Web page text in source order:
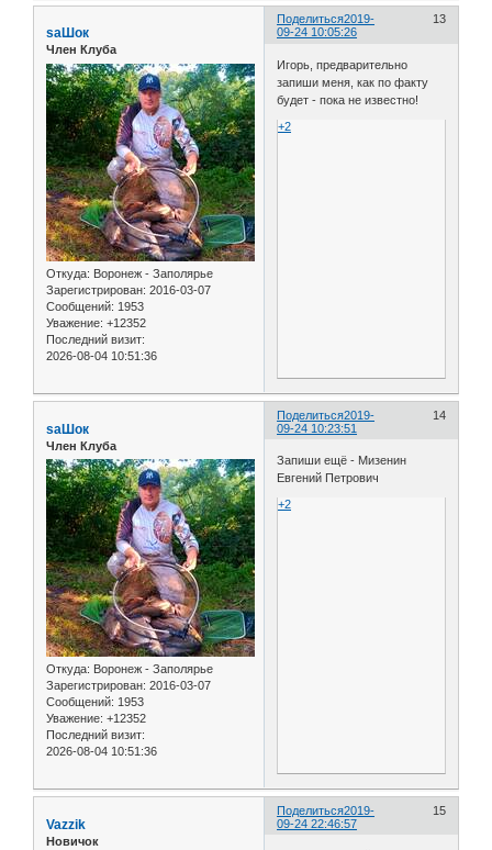
Поделиться 13
2019-
09-24 10:05:26
saШок
Член Клуба
Откуда: Воронеж - Заполярье
Зарегистрирован: 2016-03-07
Сообщений: 1953
Уважение: +12352
Последний визит:
2026-08-04 10:51:36
Игорь, предварительно
запиши меня, как по факту
будет - пока не известно!
+2
Поделиться 14
2019-
09-24 10:23:51
saШок
Член Клуба
Откуда: Воронеж - Заполярье
Зарегистрирован: 2016-03-07
Сообщений: 1953
Уважение: +12352
Последний визит:
2026-08-04 10:51:36
Запиши ещё - Мизенин
Евгений Петрович
+2
Поделиться 15
2019-
09-24 22:46:57
Vazzik
Новичок